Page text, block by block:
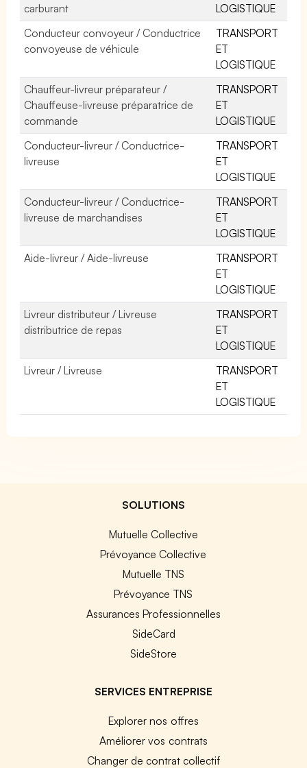
carburant
LOGISTIQUE
Conducteur convoyeur / Conductrice
convoyeuse de véhicule
TRANSPORT
ET
LOGISTIQUE
Chauffeur-livreur préparateur /
Chauffeuse-livreuse préparatrice de
commande
TRANSPORT
ET
LOGISTIQUE
Conducteur-livreur / Conductrice-
livreuse
TRANSPORT
ET
LOGISTIQUE
Conducteur-livreur / Conductrice-
livreuse de marchandises
TRANSPORT
ET
LOGISTIQUE
Aide-livreur / Aide-livreuse
TRANSPORT
ET
LOGISTIQUE
Livreur distributeur / Livreuse
distributrice de repas
TRANSPORT
ET
LOGISTIQUE
Livreur / Livreuse
TRANSPORT
ET
LOGISTIQUE
SOLUTIONS
Mutuelle Collective
Prévoyance Collective
Mutuelle TNS
Prévoyance TNS
Assurances Professionnelles
SideCard
SideStore
SERVICES ENTREPRISE
Explorer nos offres
Améliorer vos contrats
Changer de contrat collectif